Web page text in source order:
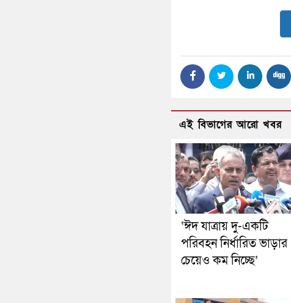
এই বিভাগের আরো খবর
‘ঈদ যাত্রায় দু-একটি
পরিবহন নির্ধারিত ভাড়ার
চেয়েও কম নিচ্ছে’